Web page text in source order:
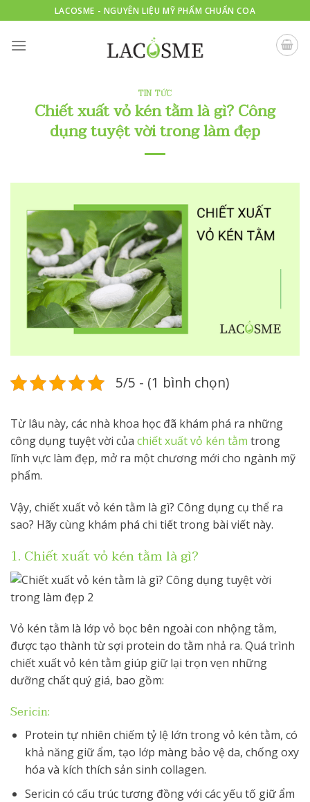
to
content
LACOSME - NGUYÊN LIỆU MỸ PHẨM CHUẨN COA
TIN TỨC
Chiết xuất vỏ kén tằm là gì? Công
dụng tuyệt vời trong làm đẹp
5/5 - (1 bình chọn)
Từ lâu này, các nhà khoa học đã khám phá ra những
công dụng tuyệt vời của chiết xuất vỏ kén tằm trong
lĩnh vực làm đẹp, mở ra một chương mới cho ngành mỹ
phẩm.
Vậy, chiết xuất vỏ kén tằm là gì? Công dụng cụ thể ra
sao? Hãy cùng khám phá chi tiết trong bài viết này.
1. Chiết xuất vỏ kén tằm là gì?
Vỏ kén tằm là lớp vỏ bọc bên ngoài con nhộng tằm,
được tạo thành từ sợi protein do tằm nhả ra. Quá trình
chiết xuất vỏ kén tằm giúp giữ lại trọn vẹn những
dưỡng chất quý giá, bao gồm:
Sericin:
Protein tự nhiên chiếm tỷ lệ lớn trong vỏ kén tằm, có
khả năng giữ ẩm, tạo lớp màng bảo vệ da, chống oxy
hóa và kích thích sản sinh collagen.
Sericin có cấu trúc tương đồng với các yếu tố giữ ẩm